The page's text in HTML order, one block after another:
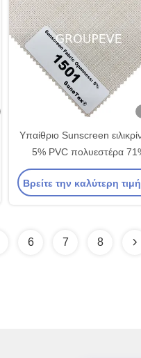
Υπαίθριο Sunscreen
5% PVC πολυεστέρα
υφάσματος 29%
κυλίνδρων
Βρείτε την καλύτερη τιμή
6 7 8